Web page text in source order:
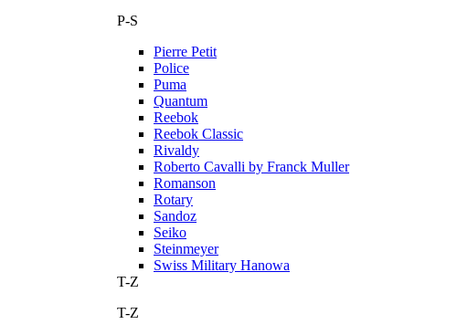
P-S
Pierre Petit
Police
Puma
Quantum
Reebok
Reebok Classic
Rivaldy
Roberto Cavalli by Franck Muller
Romanson
Rotary
Sandoz
Seiko
Steinmeyer
Swiss Military Hanowa
T-Z
T-Z